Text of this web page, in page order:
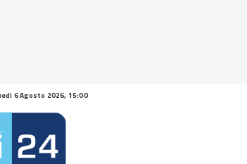
6 Agosto 2026, 15:00